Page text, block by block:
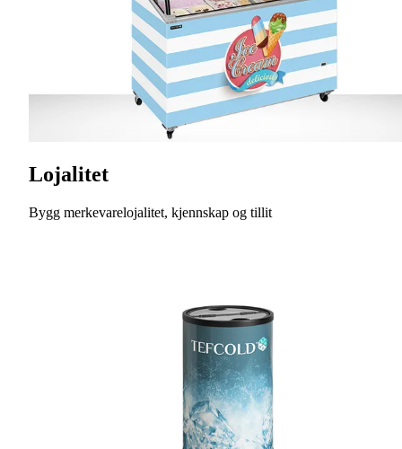
Lojalitet
Bygg merkevarelojalitet, kjennskap og tillit